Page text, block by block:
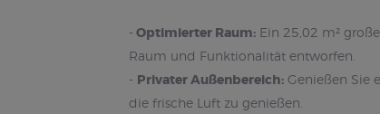
- Optimierter Raum: Ein 25,02 m²
Raum und Funktionalität entworfen.
- Privater Außenbereich: Genießen Sie
die frische Luft zu genießen.